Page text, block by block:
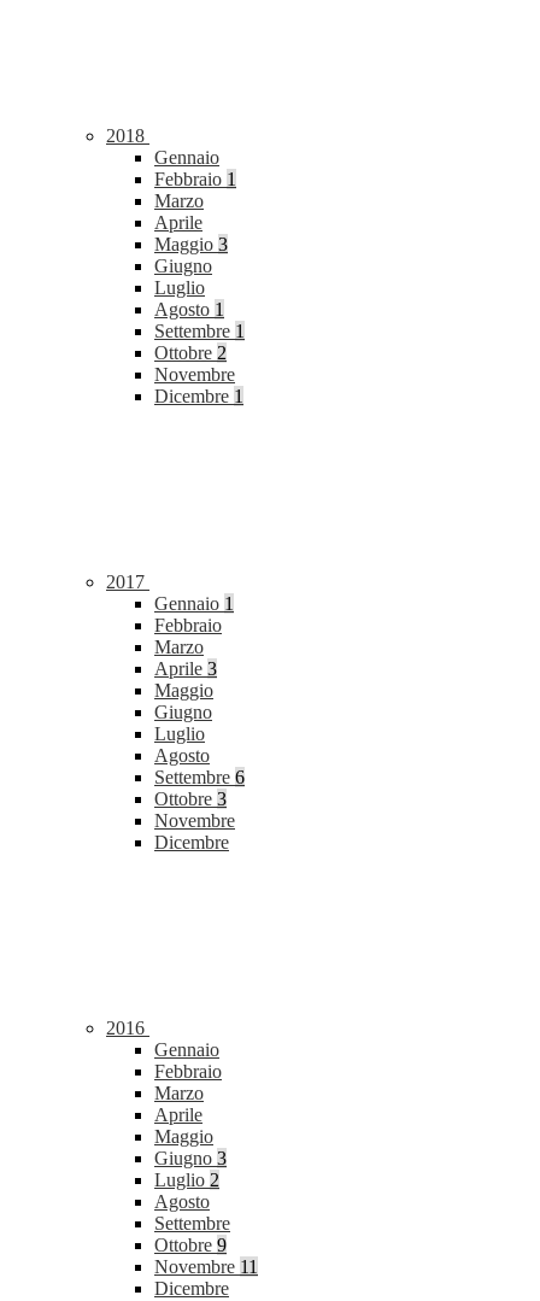
2018
Gennaio
Febbraio 1
Marzo
Aprile
Maggio 3
Giugno
Luglio
Agosto 1
Settembre 1
Ottobre 2
Novembre
Dicembre 1
2017
Gennaio 1
Febbraio
Marzo
Aprile 3
Maggio
Giugno
Luglio
Agosto
Settembre 6
Ottobre 3
Novembre
Dicembre
2016
Gennaio
Febbraio
Marzo
Aprile
Maggio
Giugno 3
Luglio 2
Agosto
Settembre
Ottobre 9
Novembre 11
Dicembre